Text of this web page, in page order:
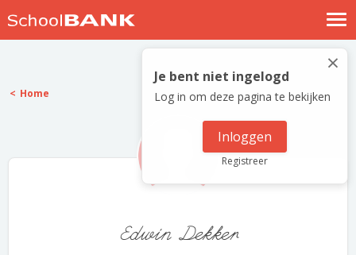
Nostalgische verhalen
Log in
Meld je gratis aan
×
Je bent niet ingelogd
Log in om deze pagina te bekijken
Inloggen
Registreer
Home
Edwin Dekker